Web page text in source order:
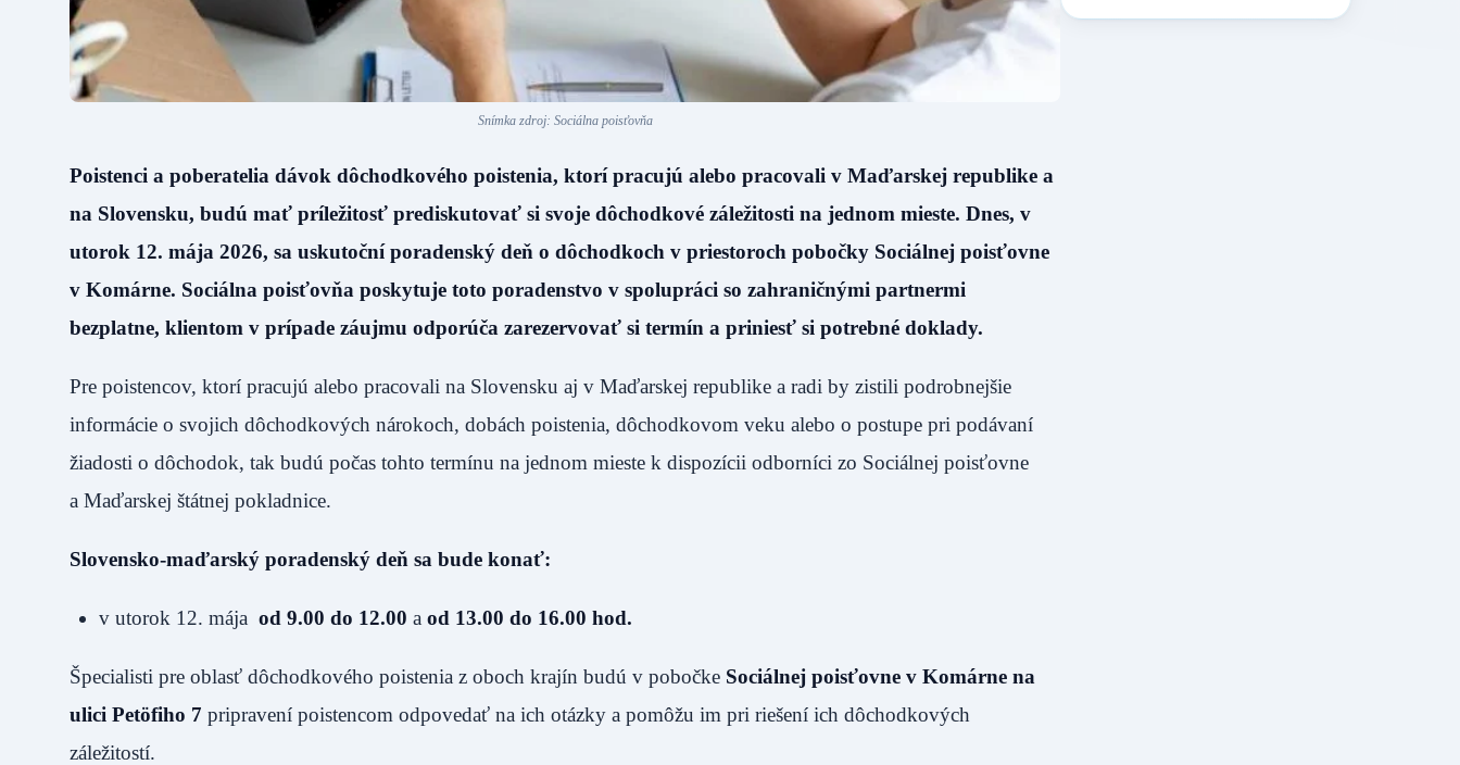
Snímka zdroj: Sociálna poisťovňa
Poistenci a poberatelia dávok dôchodkového poistenia, ktorí pracujú alebo pracovali v Maďarskej republike a
na Slovensku, budú mať príležitosť prediskutovať si svoje dôchodkové záležitosti na jednom mieste. Dnes, v
utorok 12. mája 2026, sa uskutoční poradenský deň o dôchodkoch v priestoroch pobočky Sociálnej poisťovne
v Komárne. Sociálna poisťovňa poskytuje toto poradenstvo v spolupráci so zahraničnými partnermi
bezplatne, klientom v prípade záujmu odporúča zarezervovať si termín a priniesť si potrebné doklady.
Pre poistencov, ktorí pracujú alebo pracovali na Slovensku aj v Maďarskej republike a radi by zistili podrobnejšie
informácie o svojich dôchodkových nárokoch, dobách poistenia, dôchodkovom veku alebo o postupe pri podávaní
žiadosti o dôchodok, tak budú počas tohto termínu na jednom mieste k dispozícii odborníci zo Sociálnej poisťovne
a Maďarskej štátnej pokladnice.
Slovensko-maďarský poradenský deň sa bude konať:
v utorok 12. mája od 9.00 do 12.00 a od 13.00 do 16.00 hod.
Špecialisti pre oblasť dôchodkového poistenia z oboch krajín budú v pobočke Sociálnej poisťovne v Komárne na
ulici Petöfiho 7 pripravení poistencom odpovedať na ich otázky a pomôžu im pri riešení ich dôchodkových
záležitostí.